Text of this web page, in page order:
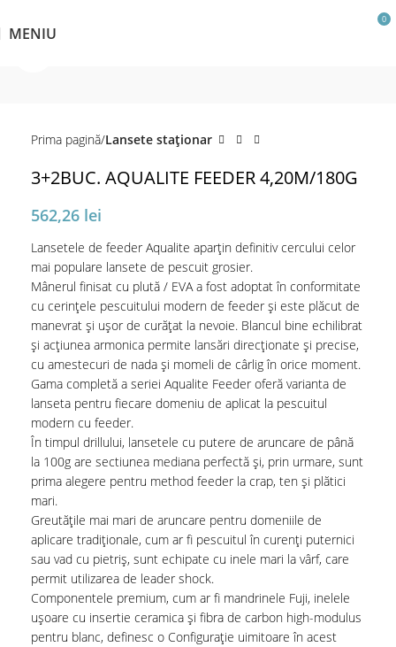
MENIU
0
Prima pagină Lansete staţionar
3+2BUC. AQUALITE FEEDER 4,20M/180G
562,26 lei
Lansetele de feeder Aqualite aparțin definitiv cercului celor
mai populare lansete de pescuit grosier.
Mânerul finisat cu plută / EVA a fost adoptat în conformitate
cu cerințele pescuitului modern de feeder și este plăcut de
manevrat și ușor de curățat la nevoie. Blancul bine echilibrat
și acțiunea armonica permite lansări direcționate și precise,
cu amestecuri de nada și momeli de cârlig în orice moment.
Gama completă a seriei Aqualite Feeder oferă varianta de
lanseta pentru fiecare domeniu de aplicat la pescuitul
modern cu feeder.
În timpul drillului, lansetele cu putere de aruncare de până
la 100g are sectiunea mediana perfectă și, prin urmare, sunt
prima alegere pentru method feeder la crap, ten și plătici
mari.
Greutățile mai mari de aruncare pentru domeniile de
aplicare tradiționale, cum ar fi pescuitul în curenți puternici
sau vad cu pietriș, sunt echipate cu inele mari la vârf, care
permit utilizarea de leader shock.
Componentele premium, cum ar fi mandrinele Fuji, inelele
ușoare cu insertie ceramica și fibra de carbon high-modulus
pentru blanc, definesc o Configurație uimitoare în acest